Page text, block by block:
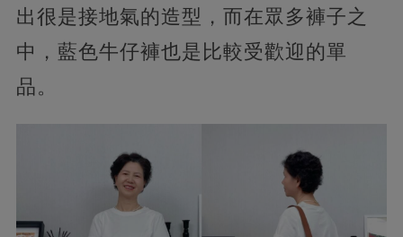
出很是接地氣的造型，而在眾多褲子之
中，藍色牛仔褲也是比較受歡迎的單
品。